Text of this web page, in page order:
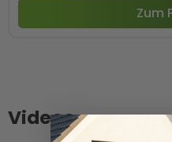
Zum
Videos